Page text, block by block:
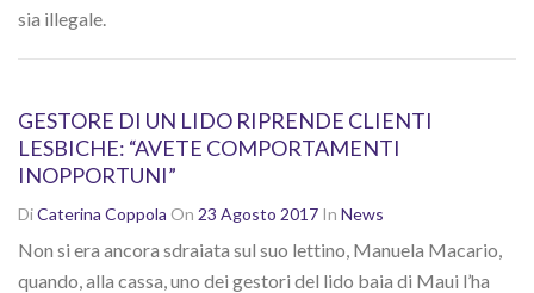
sia illegale.
GESTORE DI UN LIDO RIPRENDE CLIENTI
LESBICHE: “AVETE COMPORTAMENTI
INOPPORTUNI”
DiCaterina Coppola On 23 Agosto 2017 In News
Non si era ancora sdraiata sul suo lettino, Manuela Macario,
quando, alla cassa, uno dei gestori del lido baia di Maui l’ha